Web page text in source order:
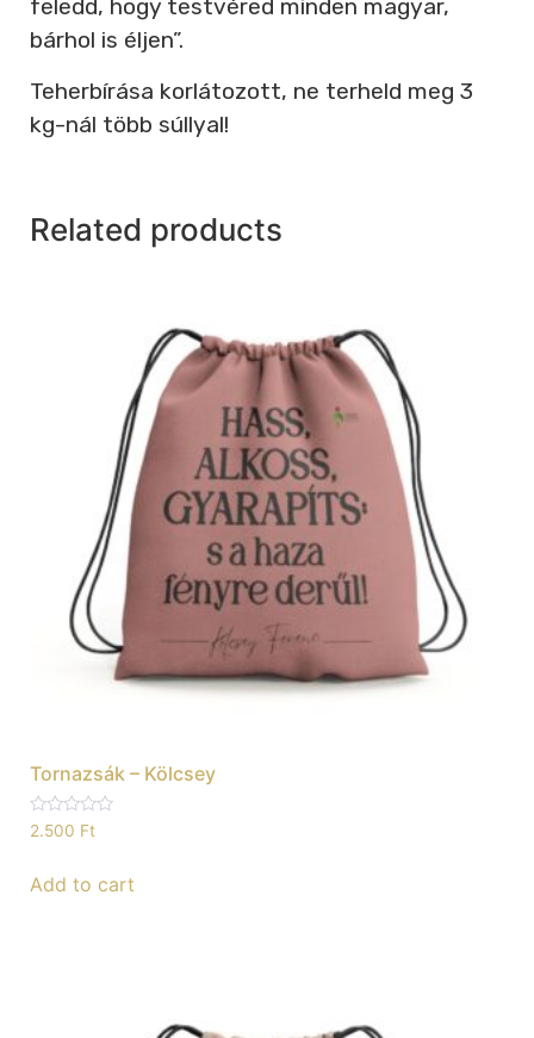
feledd, hogy testvéred minden magyar,
bárhol is éljen”.
Teherbírása korlátozott, ne terheld meg 3
kg-nál több súllyal!
Related products
Tornazsák – Kölcsey
Rated
0
5
2.500 Ft
Add to cart